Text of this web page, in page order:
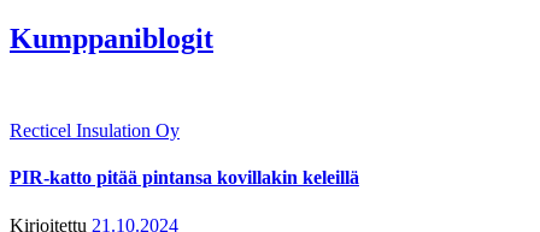
Kumppaniblogit
Recticel Insulation Oy
PIR-katto pitää pintansa kovillakin keleillä
Kirjoitettu 21.10.2024